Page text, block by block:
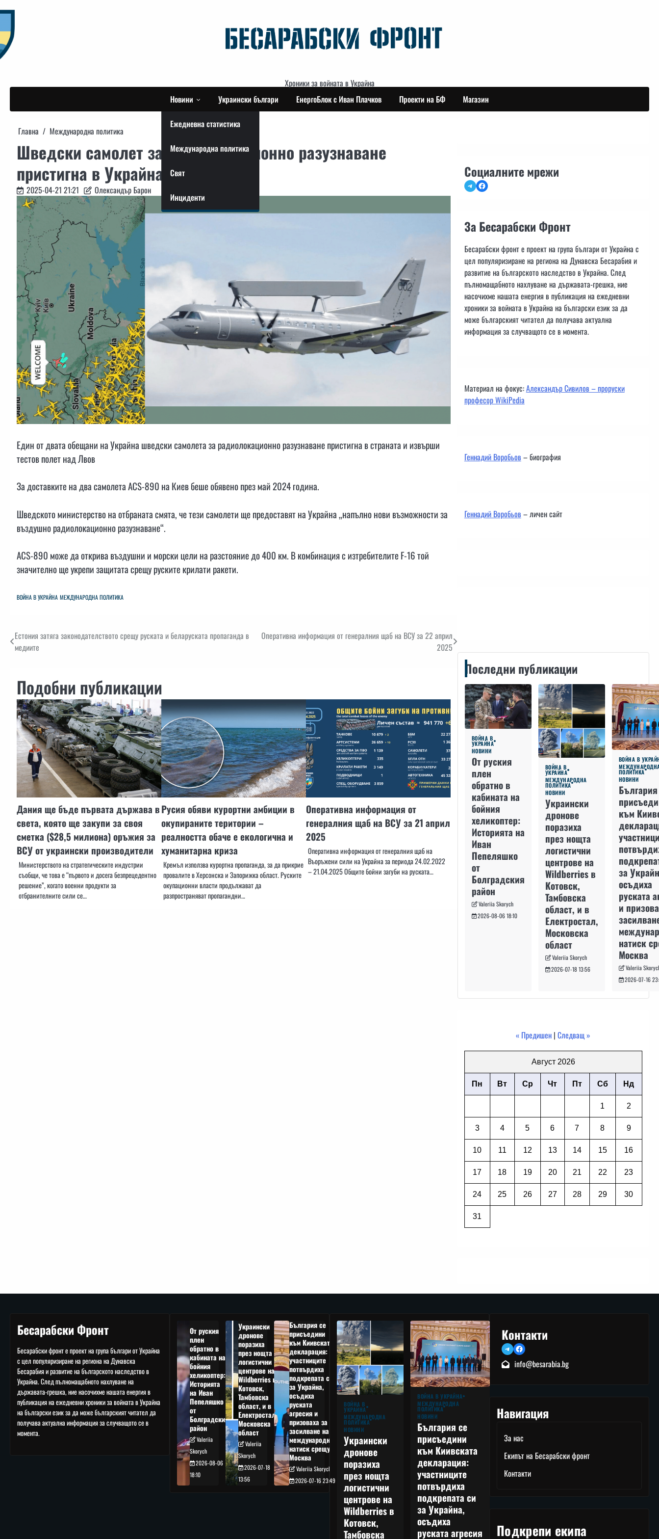
to
content
Хроники за войната в Украйна
Новини
Ежедневна статистика
Международна политика
Свят
Инциденти
Украински българи ЕнергоБлок с Иван Плачков Проекти на БФ Магазин
Главна Международна политика
Шведски самолет за радиолокационно разузнаване
пристигна в Украйна
2025-04-21 21:21 Олександър Барон
Един от двата обещани на Украйна шведски самолета за радиолокационно разузнаване пристигна в страната и извърши
тестов полет над Лвов
За доставките на два самолета ACS-890 на Киев беше обявено през май 2024 година.
Шведското министерство на отбраната смята, че тези самолети ще предоставят на Украйна „напълно нови възможности за
въздушно радиолокационно разузнаване“.
ACS-890 може да открива въздушни и морски цели на разстояние до 400 км. В комбинация с изтребителите F-16 той
значително ще укрепи защитата срещу руските крилати ракети.
ВОЙНА В УКРАЙНА МЕЖДУНАРОДНА ПОЛИТИКА
Навигация
Естония затяга законодателството срещу руската и беларуската пропаганда в
медиите
Оперативна информация от генералния щаб на ВСУ за 22 април
2025
Подобни публикации
Дания ще бъде първата държава в
света, която ще закупи за своя
сметка ($28,5 милиона) оръжия за
ВСУ от украински производители
Министерството на стратегическите индустрии
съобщи, че това е “първото и досега безпрецедентно
решение”, когато военни продукти за
отбранителните сили се…
Русия обяви курортни амбиции в
окупираните територии –
реалността обаче е екологична и
хуманитарна криза
Кремъл използва курортна пропаганда, за да прикрие
провалите в Херсонска и Запорижка област. Руските
окупационни власти продължават да
разпространяват пропагандни…
Оперативна информация от
генералния щаб на ВСУ за 21 април
2025
Оперативна информация от генералния щаб на
Въоръжени сили на Украйна за периода 24.02.2022
– 21.04.2025 Общите бойни загуби на руската…
Социалните мрежи
TelegramFacebook
За Бесарабски Фронт
Бесарабски фронт е проект на група българи от Украйна с
цел популяризиране на региона на Дунавска Бесарабия и
развитие на българското наследство в Украйна. След
пълномащабното нахлуване на държавата-грешка, ние
насочихме нашата енергия в публикация на ежедневни
хроники за войната в Украйна на български език за да
може българският читател да получава актуална
информация за случващото се в момента.
Материал на фокус:Александър Сивилов – проруски
професор WikiPedia
Геннадий Воробьов– биография
Геннадий Воробьов– личен сайт
Последни публикации
ВОЙНА В
УКРАЙНА
НОВИНИ
От руския
плен
обратно в
кабината на
бойния
хеликоптер:
Историята на
Иван
Пепеляшко
от
Болградския
район
Valeriia Skorych
2026-08-06 18:10
ВОЙНА В
УКРАЙНА
МЕЖДУНАРОДНА
ПОЛИТИКА
НОВИНИ
Украински
дронове
поразиха
през нощта
логистични
центрове на
Wildberries в
Котовск,
Тамбовска
област, и в
Електростал,
Московска
област
Valeriia Skorych
2026-07-18 13:56
ВОЙНА В
ПОЛИТИКА
НОВИНИ
към
за
осъдиха
руската
и
натиск
Москва
Valeriia
2026-07-16
« Предишен |Следващ »
Август 2026
Пн Вт Ср Чт Пт Сб Нд
1 2
3 4 5 6 7 8 9
10 11 12 13 14 15 16
17 18 19 20 21 22 23
24 25 26 27 28 29 30
31
Бесарабски Фронт
Бесарабски фронт е проект на група българи от Украйна
с цел популяризиране на региона на Дунавска
Бесарабия и развитие на българското наследство в
Украйна. След пълномащабното нахлуване на
държавата-грешка, ние насочихме нашата енергия в
публикация на ежедневни хроники за войната в Украйна
на български език за да може българският читател да
получава актуална информация за случващото се в
момента.
От руския
плен
обратно в
кабината на
бойния
хеликоптер:
Историята
на Иван
Пепеляшко
от
Болградския
район
Valeriia
Skorych
2026-08-06
18:10
Украински
дронове
поразиха
през нощта
логистични
центрове на
Wildberries в
Котовск,
Тамбовска
област, и в
Електростал,
Московска
област
Valeriia
Skorych
2026-07-18
13:56
България се
присъедини
към Киивската
декларация:
участниците
потвърдиха
подкрепата си
за Украйна,
осъдиха
руската
агресия и
призоваха за
засилване на
международния
натиск срещу
Москва
Valeriia Skorych
2026-07-16 23:49
ВОЙНА В
УКРАЙНА
МЕЖДУНАРОДНА
ПОЛИТИКА
НОВИНИ
Украински
дронове
поразиха
през нощта
логистични
центрове на
Wildberries в
Котовск,
Тамбовска
ВОЙНА В УКРАЙНА
МЕЖДУНАРОДНА
ПОЛИТИКА
НОВИНИ
България се
присъедини
към Киивската
декларация:
участниците
потвърдиха
подкрепата си
за Украйна,
осъдиха
руската агресия
Контакти
TelegramFacebook
info@besarabia.bg
Навигация
За нас
Екипът на Бесарабски фронт
Контакти
Подкрепи екипа